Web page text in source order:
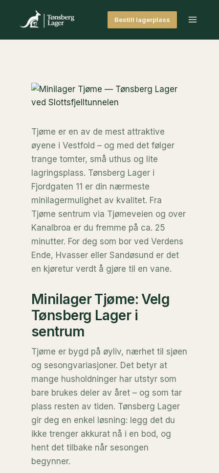
Bestill lagerplass
Tjøme er en av de mest attraktive
øyene i Vestfold – og med det følger
trange tomter, små uthus og lite
lagringsplass. Tønsberg Lager i
Fjordgaten 11 er din nærmeste
minilagermulighet av kvalitet. Fra
Tjøme sentrum via Tjømeveien og over
Kanalbroa er du fremme på ca. 25
minutter. For deg som bor ved Verdens
Ende, Hvasser eller Sandøsund er det
en kjøretur verdt å gjøre til en vane.
Minilager Tjøme: Velg
Tønsberg Lager i
sentrum
Tjøme er bygd på øyliv, nærhet til sjøen
og sesongvariasjoner. Det betyr at
mange husholdninger har utstyr som
bare brukes deler av året – og som tar
plass resten av tiden. Tønsberg Lager
gir deg en enkel løsning: legg det du
ikke trenger akkurat nå i en bod, og
hent det tilbake når sesongen
begynner.